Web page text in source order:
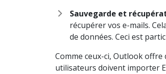
Sauvegarde et
récupérer vos e-mails.
de données. Ceci est
Comme ceux-ci, Outlook
utilisateurs doivent importer